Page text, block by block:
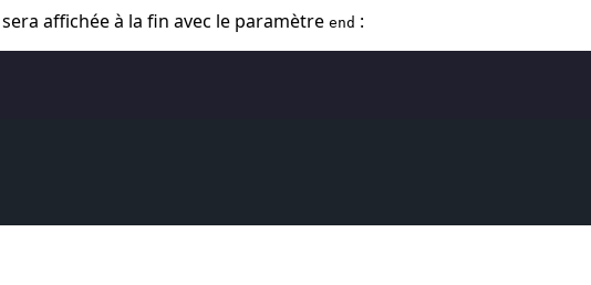
affichée à la fin avec le paramètre end :